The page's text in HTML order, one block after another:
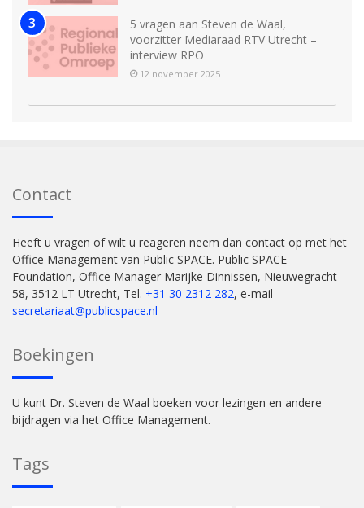
5 vragen aan Steven de Waal,
voorzitter Mediaraad RTV Utrecht –
interview RPO
12 november 2025
Contact
Heeft u vragen of wilt u reageren neem dan contact op met het
Office Management van Public SPACE. Public SPACE
Foundation, Office Manager Marijke Dinnissen, Nieuwegracht
58, 3512 LT Utrecht, Tel. +31 30 2312 282, e-mail
secretariaat@publicspace.nl
Boekingen
U kunt Dr. Steven de Waal boeken voor lezingen en andere
bijdragen via het Office Management.
Tags